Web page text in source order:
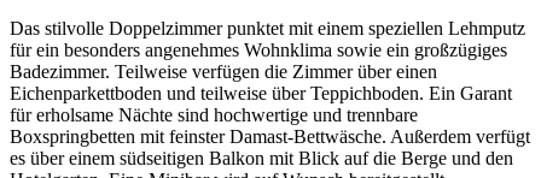
Das stilvolle Doppelzimmer punktet mit einem speziellen Lehmputz
für ein besonders angenehmes Wohnklima sowie ein großzügiges
Badezimmer. Teilweise verfügen die Zimmer über einen
Eichenparkettboden und teilweise über Teppichboden. Ein Garant
für erholsame Nächte sind hochwertige und trennbare
Boxspringbetten mit feinster Damast-Bettwäsche. Außerdem verfügt
es über einem südseitigen Balkon mit Blick auf die Berge und den